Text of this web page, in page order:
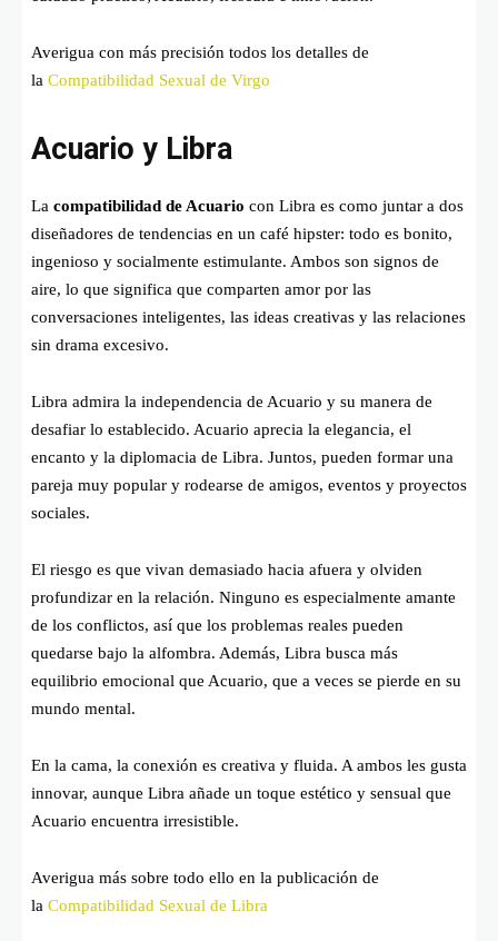
Averigua con más precisión todos los detalles de
la Compatibilidad Sexual de Virgo
Acuario y Libra
La compatibilidad de Acuario con Libra es como juntar a dos
diseñadores de tendencias en un café hipster: todo es bonito,
ingenioso y socialmente estimulante. Ambos son signos de
aire, lo que significa que comparten amor por las
conversaciones inteligentes, las ideas creativas y las relaciones
sin drama excesivo.
Libra admira la independencia de Acuario y su manera de
desafiar lo establecido. Acuario aprecia la elegancia, el
encanto y la diplomacia de Libra. Juntos, pueden formar una
pareja muy popular y rodearse de amigos, eventos y proyectos
sociales.
El riesgo es que vivan demasiado hacia afuera y olviden
profundizar en la relación. Ninguno es especialmente amante
de los conflictos, así que los problemas reales pueden
quedarse bajo la alfombra. Además, Libra busca más
equilibrio emocional que Acuario, que a veces se pierde en su
mundo mental.
En la cama, la conexión es creativa y fluida. A ambos les gusta
innovar, aunque Libra añade un toque estético y sensual que
Acuario encuentra irresistible.
Averigua más sobre todo ello en la publicación de
la Compatibilidad Sexual de Libra